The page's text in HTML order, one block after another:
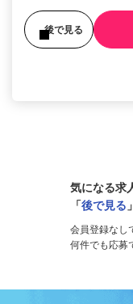
後で見る
気になる求
「後で見る
会員登録なし
何件でも応募